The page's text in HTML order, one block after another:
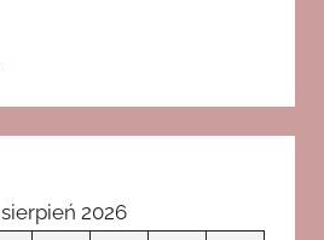
sierpień 2026